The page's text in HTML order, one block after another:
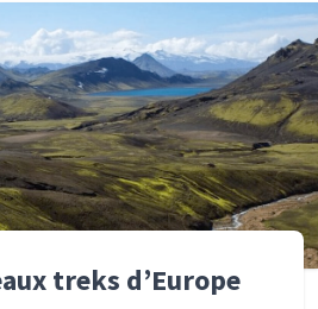
treks d’Europe